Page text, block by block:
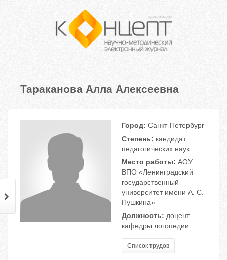
Тараканова Алла Алексеевна
Город: Санкт-Петербург
Степень: кандидат
педагогических наук
Место работы: АОУ
ВПО «Ленинградский
государственный
университет имени А. С.
Пушкина»
Должность: доцент
кафедры логопедии
Список трудов